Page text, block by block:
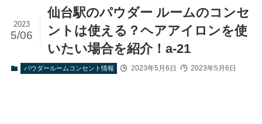
仙台駅のパウダー ルームのコンセ
ントは使える？ヘアアイロンを使
いたい場合を紹介！a-21
2023
5/06
パウダールームコンセント情報 2023年5月6日 2023年5月6日